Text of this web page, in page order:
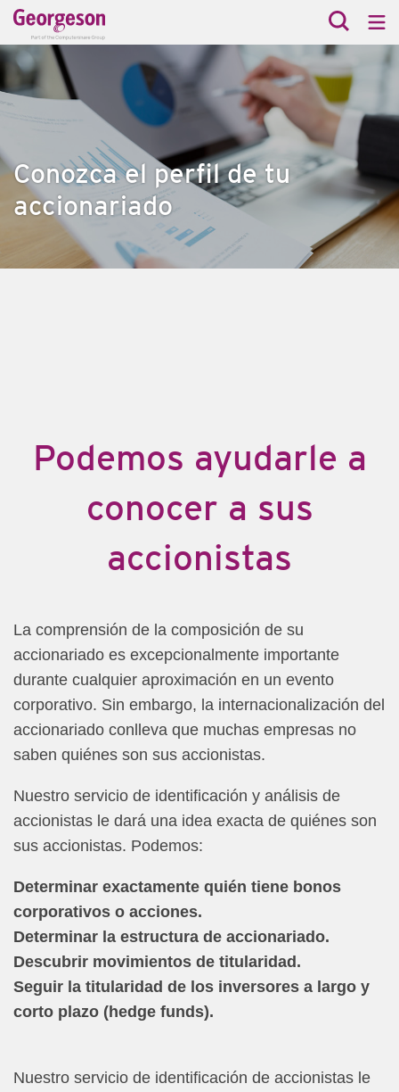
Conozca el perfil de tu
accionariado
Podemos ayudarle a
conocer a sus
accionistas
La comprensión de la composición de su
accionariado es excepcionalmente importante
durante cualquier aproximación en un evento
corporativo. Sin embargo, la internacionalización del
accionariado conlleva que muchas empresas no
saben quiénes son sus accionistas.
Nuestro servicio de identificación y análisis de
accionistas le dará una idea exacta de quiénes son
sus accionistas. Podemos:
Determinar exactamente quién tiene bonos
corporativos o acciones.
Determinar la estructura de accionariado.
Descubrir movimientos de titularidad.
Seguir la titularidad de los inversores a largo y
corto plazo (hedge funds).
Nuestro servicio de identificación de accionistas le